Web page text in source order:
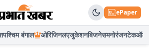
ePaper
पश्चिम बंगाल ओरिजिनलएजुकेशनबिजनेसमनोरंजनटेकऑटो